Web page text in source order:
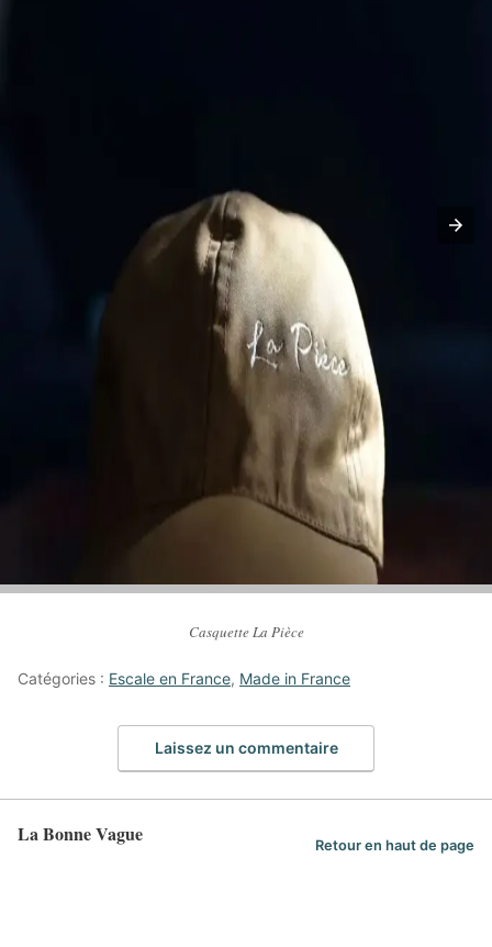
Casquette La Pièce
Catégories : Escale en France, Made in France
Laissez un commentaire
La Bonne Vague Retour en haut de page